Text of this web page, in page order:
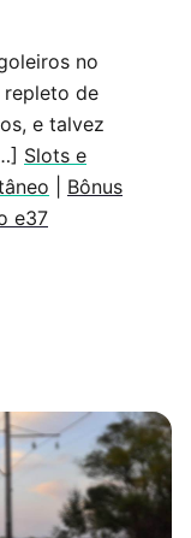
no
de
e talvez
Slots e
Bônus
e37